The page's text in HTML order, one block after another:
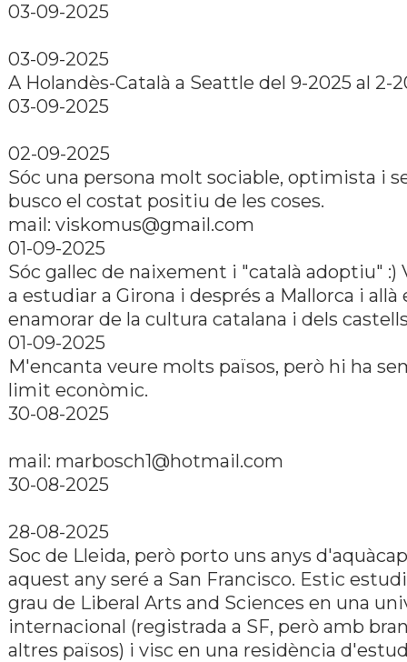
03-09-2025
03-09-2025
A Holandès-Català a Seattle del 9-2025 al 2-
03-09-2025
02-09-2025
Sóc una persona molt sociable, optimista i
busco el costat positiu de les coses.
mail: viskomus@gmail.com
01-09-2025
Sóc gallec de naixement i "català adoptiu" :)
a estudiar a Girona i després a Mallorca i allà
enamorar de la cultura catalana i dels
01-09-2025
M'encanta veure molts països, però hi ha
limit econòmic.
30-08-2025
mail: marbosch1@hotmail.com
30-08-2025
28-08-2025
Soc de Lleida, però porto uns anys
aquest any seré a San Francisco. Estic
grau de Liberal Arts and Sciences en una
internacional (registrada a SF, però amb
altres països) i visc en una residència